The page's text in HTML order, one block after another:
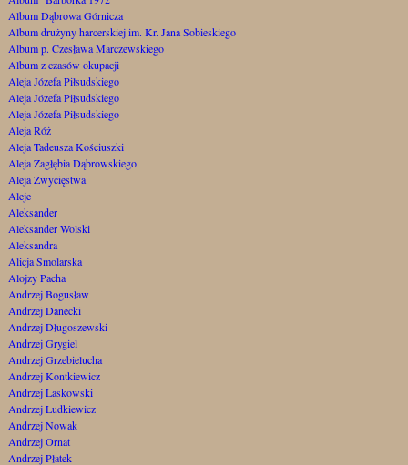
Album Dąbrowa Górnicza
Album drużyny harcerskiej im. Kr. Jana Sobieskiego
Album p. Czesława Marczewskiego
Album z czasów okupacji
Aleja Józefa Piłsudskiego
Aleja Józefa Piłsudskiego
Aleja Józefa Piłsudskiego
Aleja Róż
Aleja Tadeusza Kościuszki
Aleja Zagłębia Dąbrowskiego
Aleja Zwycięstwa
Aleje
Aleksander
Aleksander Wolski
Aleksandra
Alicja Smolarska
Alojzy Pacha
Andrzej Bogusław
Andrzej Danecki
Andrzej Długoszewski
Andrzej Grygiel
Andrzej Grzebielucha
Andrzej Kontkiewicz
Andrzej Laskowski
Andrzej Ludkiewicz
Andrzej Nowak
Andrzej Ornat
Andrzej Płatek